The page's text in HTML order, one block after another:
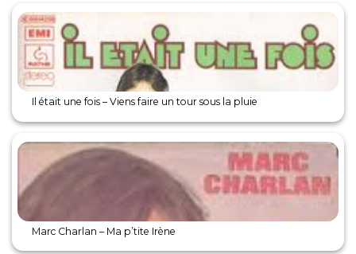
Il était une fois – Viens faire un tour sous la pluie
Marc Charlan – Ma p’tite Irène